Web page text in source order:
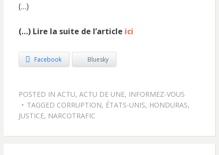
(…)
(…) Lire la suite de l’article ici
Facebook Bluesky
POSTED IN ACTU, ACTU DE UNE, INFORMEZ-VOUS
TAGGED CORRUPTION, ÉTATS-UNIS, HONDURAS,
JUSTICE, NARCOTRAFIC